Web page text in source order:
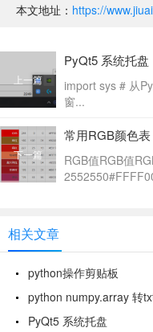
本文地址： https://
上一篇
PyQt5 系统托盘
import sys # 从
窗...
下一篇
常用RGB颜色表
RGB值RGB值
相关文章
python操作剪贴板
python numpy.array 转
PyQt5 系统托盘